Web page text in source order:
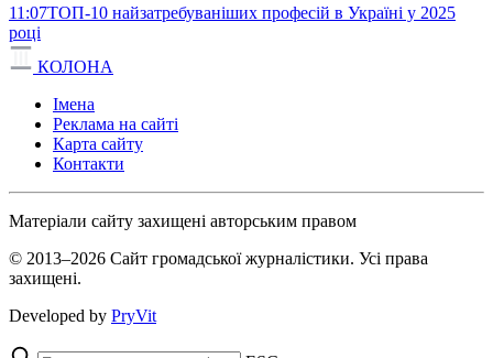
11:07ТОП-10 найзатребуваніших професій в Україні у 2025
році
КОЛОНА
Імена
Реклама на сайті
Карта сайту
Контакти
Матеріали сайту захищені авторським правом
© 2013–2026 Сайт громадської журналістики. Усі права
захищені.
Developed by PryVit